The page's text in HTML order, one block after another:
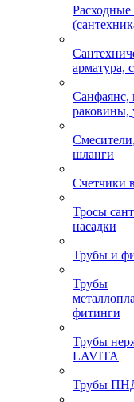
арматура,
Санфаянс,
раковины,
шланги
Счетчики
Тросы
насадки
Трубы и
Трубы
фитинги
Трубы
LAVITA
Трубы